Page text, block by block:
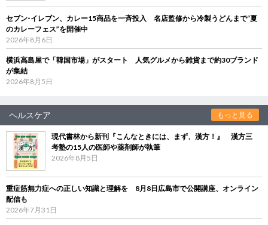
セブン‐イレブン、カレー15商品を一斉投入 名店監修から冷製うどんまで“夏
のカレーフェス”を開催中
2026年8月6日
横浜高島屋で「韓国市場」がスタート 人気グルメから雑貨まで約30ブランド
が集結
2026年8月5日
ヘルスケア もっと見る
現代書林から新刊『こんなときには、まず、漢方！』 漢方三
考塾の15人の医師や薬剤師が執筆
2026年8月5日
重症筋無力症への正しい知識と理解を 8月8日広島市で公開講座、オンライン
配信も
2026年7月31日